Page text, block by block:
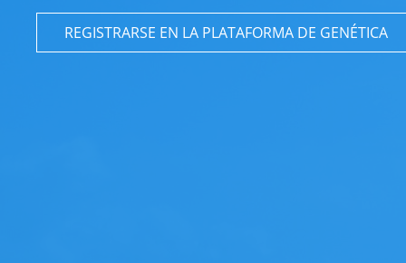
REGISTRARSE EN LA PLATAFORMA DE GENÉTICA